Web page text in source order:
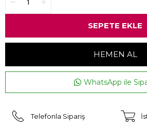
WhatsApp ile
Telefonla Sipariş